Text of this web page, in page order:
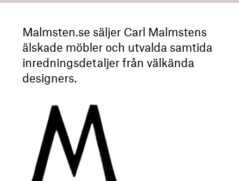
Malmsten.se säljer Carl Malmstens
älskade möbler och utvalda samtida
inredningsdetaljer från välkända
designers.